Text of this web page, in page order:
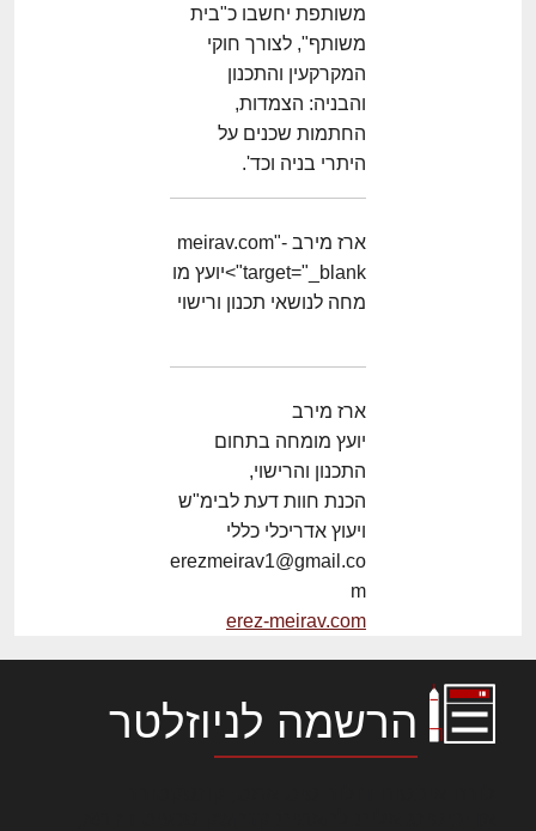
משותפת יחשבו כ"בית
משותף", לצורך חוקי
המקרקעין והתכנון
והבניה: הצמדות,
החתמות שכנים על
היתרי בניה וכד'.
ארז מירב -meirav.com"
target="_blank">יועץ מו
מחה לנושאי תכנון ורישוי
ארז מירב
יועץ מומחה בתחום
התכנון והרישוי,
הכנת חוות דעת לבימ"ש
ויעוץ אדריכלי כללי
erezmeirav1@gmail.co
m
erez-meirav.com
הרשמה לניוזלטר